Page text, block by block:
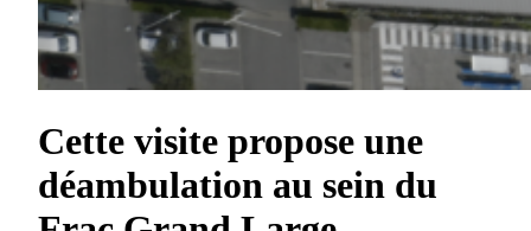
Cette visite propose une
déambulation au sein du